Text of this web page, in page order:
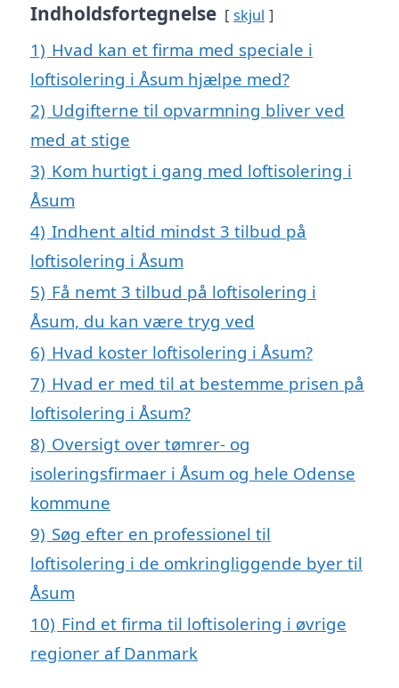
Indholdsfortegnelse skjul
1) Hvad kan et firma med speciale i
loftisolering i Åsum hjælpe med?
2) Udgifterne til opvarmning bliver ved
med at stige
3) Kom hurtigt i gang med loftisolering i
Åsum
4) Indhent altid mindst 3 tilbud på
loftisolering i Åsum
5) Få nemt 3 tilbud på loftisolering i
Åsum, du kan være tryg ved
6) Hvad koster loftisolering i Åsum?
7) Hvad er med til at bestemme prisen på
loftisolering i Åsum?
8) Oversigt over tømrer- og
isoleringsfirmaer i Åsum og hele Odense
kommune
9) Søg efter en professionel til
loftisolering i de omkringliggende byer til
Åsum
10) Find et firma til loftisolering i øvrige
regioner af Danmark